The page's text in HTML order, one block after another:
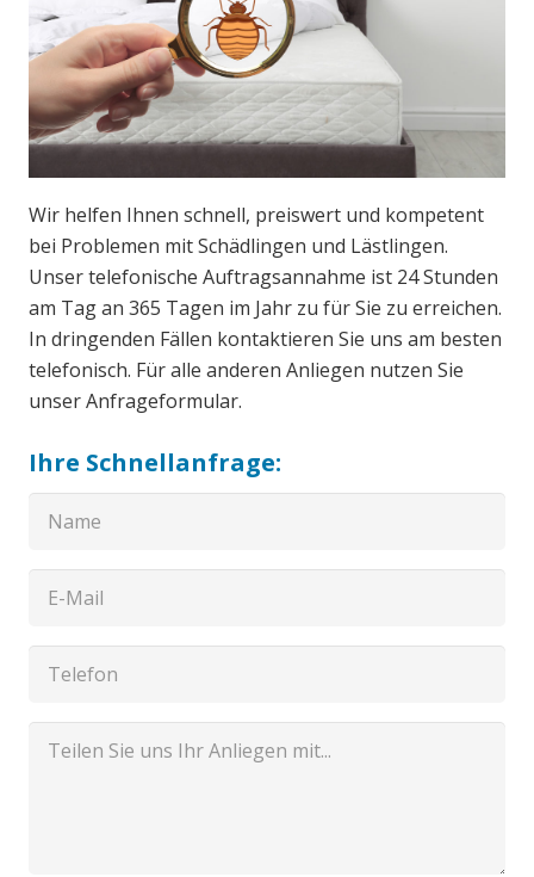
Wir helfen Ihnen schnell, preiswert und kompetent
bei Problemen mit Schädlingen und Lästlingen.
Unser telefonische Auftragsannahme ist 24 Stunden
am Tag an 365 Tagen im Jahr zu für Sie zu erreichen.
In dringenden Fällen kontaktieren Sie uns am besten
telefonisch. Für alle anderen Anliegen nutzen Sie
unser Anfrageformular.
Ihre Schnellanfrage: